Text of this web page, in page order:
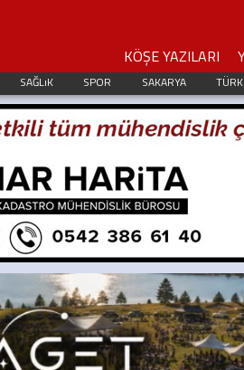
KÖŞE YAZILARI
SAĞLıK SPOR SAKARYA